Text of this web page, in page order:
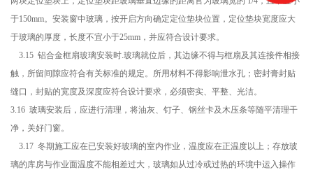
于150mm。安装窗中玻璃，按开启方向确定定位垫块位置，定位垫块宽度应大
于玻璃的厚度，长度不宜小于25mm，并应符合设计要求。
3.15 铝合金框扇玻璃安装时.玻璃就位后，其边缘不得与框扇及其连接件相接
触，所留间隙应符合有关标准的规定。所用材料不得影响泄水孔；密封膏封贴
缝口，封贴的宽度及深度应符合设计要求，必须密实、平整、光洁。
3.16 玻璃安装后，应进行清理，将油灰、钉子、钢丝卡及木压条等随平清理干
净，关好门窗。
3.17 冬期施工应在已安装好玻璃的室内作业，温度应在正温度以上；存放玻
璃的库房与作业面温度不能相差过大，玻璃如从过冷或过热的环境中运入操作